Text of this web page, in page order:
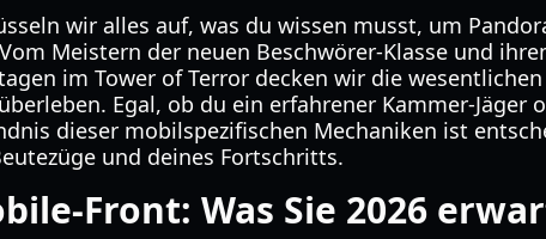
wir alles auf, was du wissen musst, um
Meistern der neuen Beschwörer-Klasse und
im Tower of Terror decken wir die
Egal, ob du ein erfahrener Kammer-Jäger
dieser mobilspezifischen Mechaniken ist
und deines Fortschritts.
Front: Was Sie 2026